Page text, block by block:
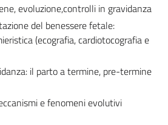
evoluzione,controlli in gravidanza
del benessere fetale:
(ecografia, cardiotocografia e
il parto a termine, pre-termine
e fenomeni evolutivi